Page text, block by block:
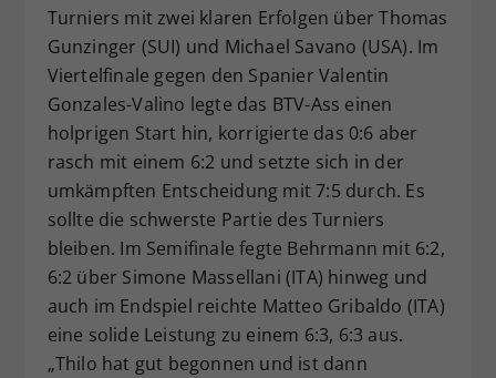
Turniers mit zwei klaren Erfolgen über Thomas
Gunzinger (SUI) und Michael Savano (USA). Im
Viertelfinale gegen den Spanier Valentin
Gonzales-Valino legte das BTV-Ass einen
holprigen Start hin, korrigierte das 0:6 aber
rasch mit einem 6:2 und setzte sich in der
umkämpften Entscheidung mit 7:5 durch. Es
sollte die schwerste Partie des Turniers
bleiben. Im Semifinale fegte Behrmann mit 6:2,
6:2 über Simone Massellani (ITA) hinweg und
auch im Endspiel reichte Matteo Gribaldo (ITA)
eine solide Leistung zu einem 6:3, 6:3 aus.
„Thilo hat gut begonnen und ist dann
Zweck
Dieser Wert speichert Ihre Consent-
Einstellungen. Unter anderem eine
zufällig generierte ID, für die
historische Speicherung Ihrer
vorgenommen Einstellungen, falls der
Webseiten-Betreiber dies eingestellt
hat.